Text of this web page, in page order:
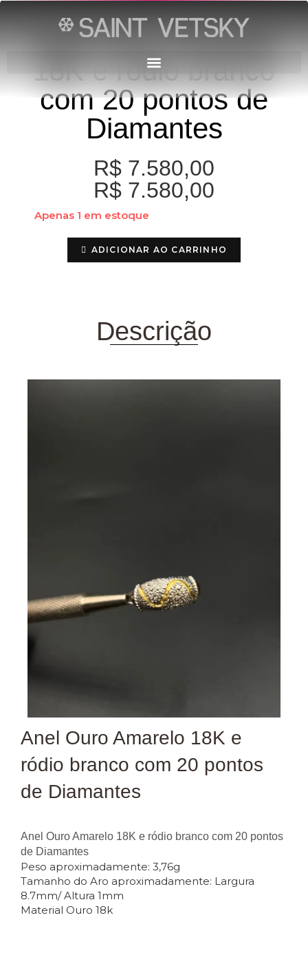
Anel Ouro Amarelo
18K e ródio branco
com 20 pontos de
Diamantes
R$ 7.580,00
R$ 7.580,00
Apenas 1 em estoque
ADICIONAR AO CARRINHO
Descrição
Anel Ouro Amarelo 18K e
ródio branco com 20 pontos
de Diamantes
Anel Ouro Amarelo 18K e ródio branco com 20 pontos
de Diamantes
Peso aproximadamente: 3,76g
Tamanho do Aro aproximadamente: Largura
8.7mm/ Altura 1mm
Material Ouro 18k